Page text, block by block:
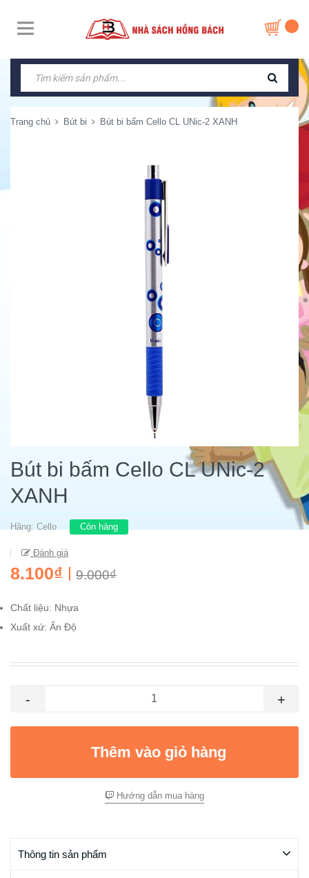
Trang chủ Bút bi Bút bi bấm Cello CL UNic-2 XANH
Bút bi bấm Cello CL UNic-2
XANH
Hãng: Cello Còn hàng
Đánh giá
8.100₫ 9.000₫
Chất liệu: Nhựa
Xuất xứ: Ấn Độ
- +
Thêm vào giỏ hàng
Hướng dẫn mua hàng
Thông tin sản phẩm